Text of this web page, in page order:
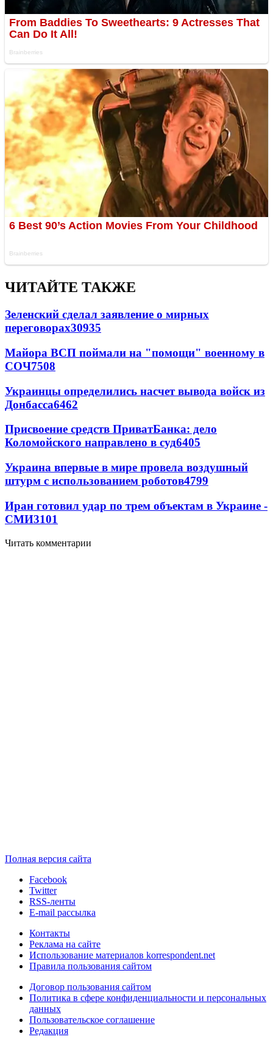
ЧИТАЙТЕ ТАКЖЕ
Зеленский сделал заявление о мирных
переговорах30935
Майора ВСП поймали на "помощи" военному в
СОЧ7508
Украинцы определились насчет вывода войск из
Донбасса6462
Присвоение средств ПриватБанка: дело
Коломойского направлено в суд6405
Украина впервые в мире провела воздушный
штурм с использованием роботов4799
Иран готовил удар по трем объектам в Украине -
СМИ3101
Читать комментарии
Полная версия сайта
Facebook
Twitter
RSS-ленты
E-mail рассылка
Контакты
Реклама на сайте
Использование материалов korrespondent.net
Правила пользования сайтом
Договор пользования сайтом
Политика в сфере конфиденциальности и персональных
данных
Пользовательское соглашение
Редакция